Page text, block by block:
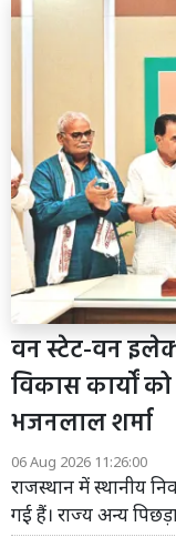
वन स्टेट-वन
विकास कार्यों
भजनलाल शर्मा
06 Aug 2026 11:26:00
राजस्थान में स्थानीय
गई हैं। राज्य अन्य